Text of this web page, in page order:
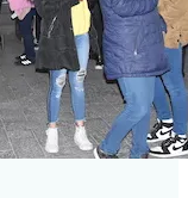
II. III.